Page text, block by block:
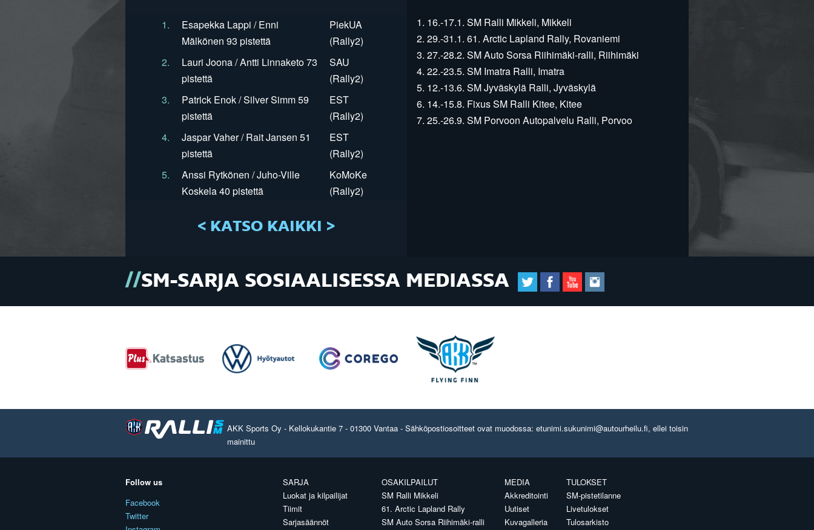
1.
Esapekka Lappi / Enni
Mälkönen 93 pistettä
PiekUA
(Rally2)
2.
Lauri Joona / Antti Linnaketo 73
pistettä
SAU
(Rally2)
3.
Patrick Enok / Silver Simm 59
pistettä
EST
(Rally2)
4.
Jaspar Vaher / Rait Jansen 51
pistettä
EST
(Rally2)
5.
Anssi Rytkönen / Juho-Ville
Koskela 40 pistettä
KoMoKe
(Rally2)
< KATSO KAIKKI >
1. 16.-17.1. SM Ralli Mikkeli, Mikkeli
2. 29.-31.1. 61. Arctic Lapland Rally, Rovaniemi
3. 27.-28.2. SM Auto Sorsa Riihimäki-ralli, Riihimäki
4. 22.-23.5. SM Imatra Ralli, Imatra
5. 12.-13.6. SM Jyväskylä Ralli, Jyväskylä
6. 14.-15.8. Fixus SM Ralli Kitee, Kitee
7. 25.-26.9. SM Porvoon Autopalvelu Ralli, Porvoo
SM-SARJA SOSIAALISESSA MEDIASSA
AKK Sports Oy - Kellokukantie 7 - 01300 Vantaa - Sähköpostiosoitteet ovat muodossa: etunimi.sukunimi@autourheilu.fi, ellei toisin
mainittu
Follow us
Facebook
Twitter
SARJA
Luokat ja kilpailijat
Tiimit
Sarjasäännöt
OSAKILPAILUT
SM Ralli Mikkeli
61. Arctic Lapland Rally
SM Auto Sorsa Riihimäki-ralli
MEDIA
Akkreditointi
Uutiset
Kuvagalleria
TULOKSET
SM-pistetilanne
Livetulokset
Tulosarkisto